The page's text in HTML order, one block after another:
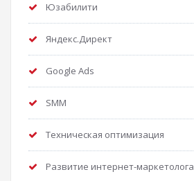
Юзабилити
Яндекс.Директ
Google Ads
SMM
Техническая оптимизация
Развитие интернет-маркетолога